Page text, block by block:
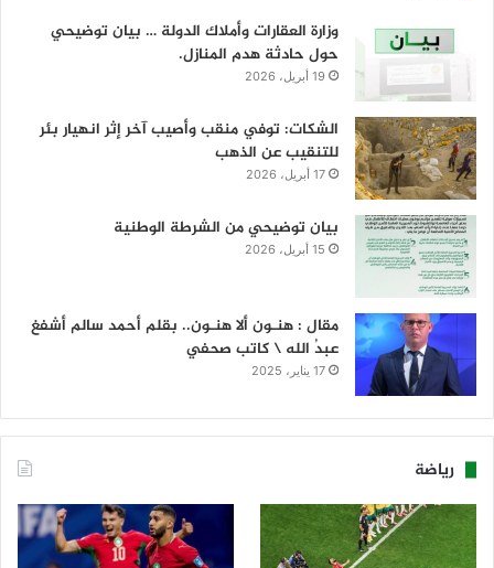
وزارة العقارات وأملاك الدولة … بيان توضيحي
حول حادثة هدم المنازل.
19 أبريل، 2026
الشكات: توفي منقب وأصيب آخر إثر انهيار بئر
للتنقيب عن الذهب
17 أبريل، 2026
بيان توضيحي من الشرطة الوطنية
15 أبريل، 2026
مقال : هنـون ألا هنـون.. بقلم أحمد سالم أشفغ
عبدُ الله \ كاتب صحفي
17 يناير، 2025
رياضة